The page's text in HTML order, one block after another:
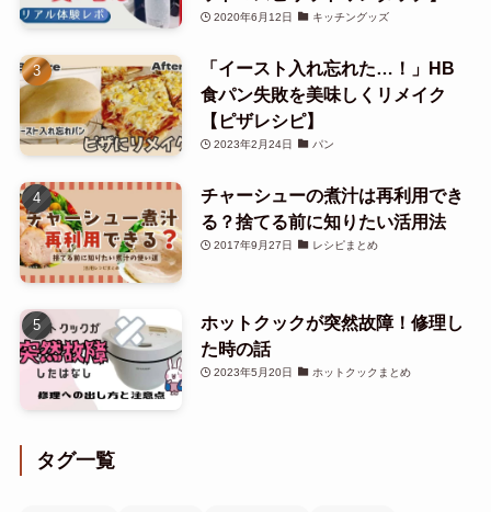
2020年6月12日 キッチングッズ
「イースト入れ忘れた…！」HB
食パン失敗を美味しくリメイク
【ピザレシピ】
2023年2月24日 パン
チャーシューの煮汁は再利用でき
る？捨てる前に知りたい活用法
2017年9月27日 レシピまとめ
ホットクックが突然故障！修理し
た時の話
2023年5月20日 ホットクックまとめ
タグ一覧